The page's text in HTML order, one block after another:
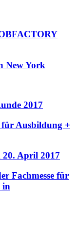
New York
2017
für Ausbildung +
20. April 2017
Fachmesse für
in